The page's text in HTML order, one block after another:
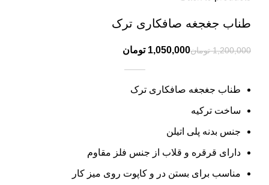
طناب جغجغه صافکاری ترک
1,200,000 تومان1,050,000 تومان
طناب جغجغه صافکاری ترک
ساخت ترکیه
جنس بدنه پلی اتیلن
دارای قرقره و قلاب از جنس فلز مقاوم
مناسب برای بستن در و کاپوت روی میز کار